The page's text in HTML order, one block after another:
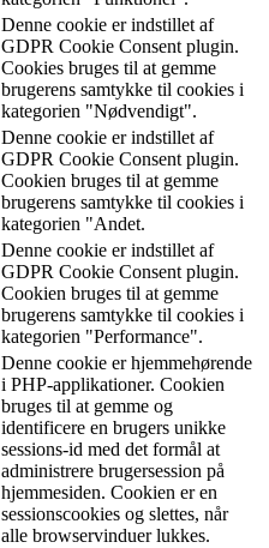
Denne cookie er indstillet af
GDPR Cookie Consent plugin.
Cookies bruges til at gemme
brugerens samtykke til cookies i
kategorien "Nødvendigt".
Denne cookie er indstillet af
GDPR Cookie Consent plugin.
Cookien bruges til at gemme
brugerens samtykke til cookies i
kategorien "Andet.
Denne cookie er indstillet af
GDPR Cookie Consent plugin.
Cookien bruges til at gemme
brugerens samtykke til cookies i
kategorien "Performance".
Denne cookie er hjemmehørende
i PHP-applikationer. Cookien
bruges til at gemme og
identificere en brugers unikke
sessions-id med det formål at
administrere brugersession på
hjemmesiden. Cookien er en
sessionscookies og slettes, når
alle browservinduer lukkes.